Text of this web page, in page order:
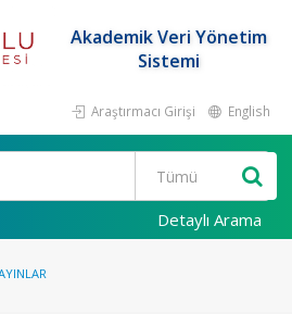
Akademik Veri Yönetim
Sistemi
Araştırmacı Girişi English
Detaylı Arama